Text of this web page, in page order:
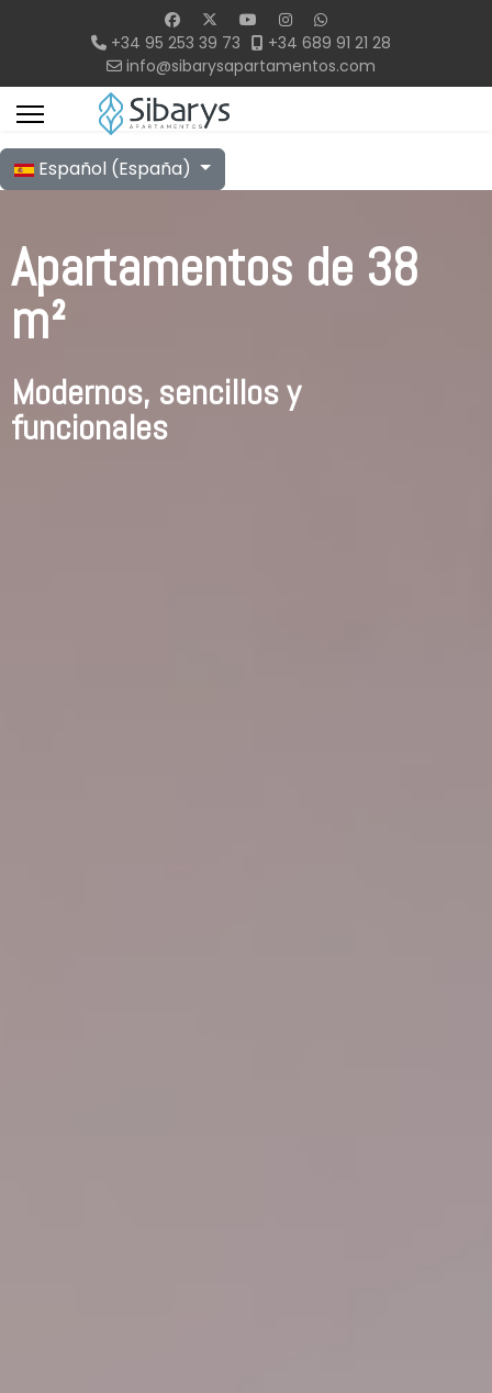
+34 95 253 39 73
+34 689 91 21 28
info@sibarysapartamentos.com
Seleccione su idioma
Español (España)
Apartamentos de 38
m²
Modernos, sencillos y
funcionales